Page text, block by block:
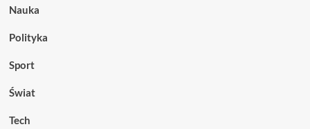
Nauka
Polityka
Sport
Świat
Tech